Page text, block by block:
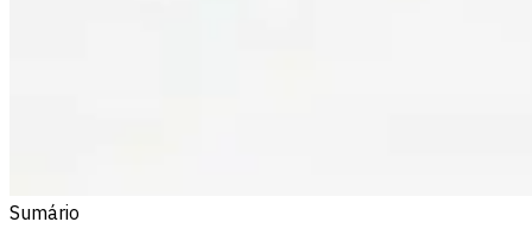
Sumário